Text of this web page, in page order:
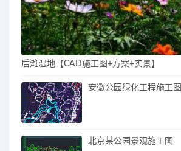
后滩湿地【CAD施工图+方案+实景】
安徽公园绿化工程施工图
北京某公园景观施工图